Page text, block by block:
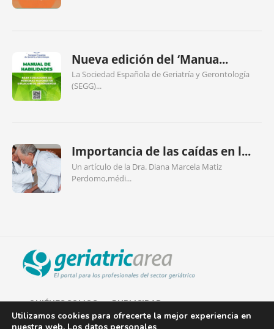
Nueva edición del ‘Manua...
La Sociedad Española de Geriatría y Gerontología
(SEGG)...
Importancia de las caídas en l...
Un artículo de la Dra. Diana Marcela Matiz
Perdomo,médi...
QUIÉNES SOMOS PUBLICIDAD
Utilizamos cookies para ofrecerte la mejor experiencia en